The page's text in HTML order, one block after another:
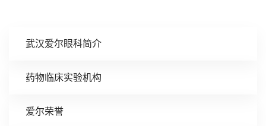
武汉爱尔眼科简介
药物临床实验机构
爱尔荣誉